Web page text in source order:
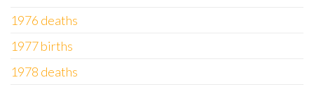
1976 deaths
1977 births
1978 deaths